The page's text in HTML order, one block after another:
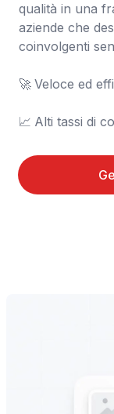
qualità in una
aziende che
coinvolgenti
🚀	Veloce ed efficiente
📈	Alti tassi di